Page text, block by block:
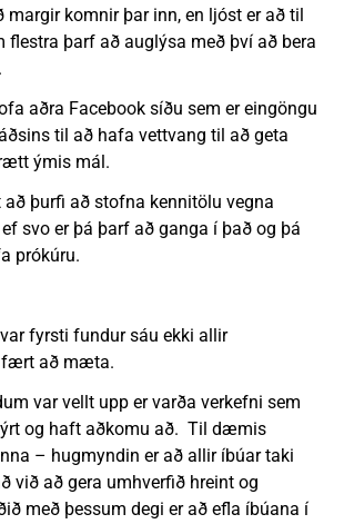
margir komnir þar inn, en ljóst er að til
flestra þarf að auglýsa með því að bera
aðra Facebook síðu sem er eingöngu
til að hafa vettvang til að geta
ýmis mál.
þurfi að stofna kennitölu vegna
svo er þá þarf að ganga í það og þá
prókúru.
fyrsti fundur sáu ekki allir
fært að mæta.
var vellt upp er varða verkefni sem
og haft aðkomu að. Til dæmis
– hugmyndin er að allir íbúar taki
við að gera umhverfið hreint og
með þessum degi er að efla íbúana í